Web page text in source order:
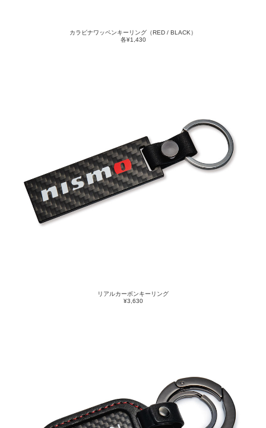
カラビナワッペンキーリング（RED / BLACK）
各¥1,430
リアルカーボンキーリング
¥3,630